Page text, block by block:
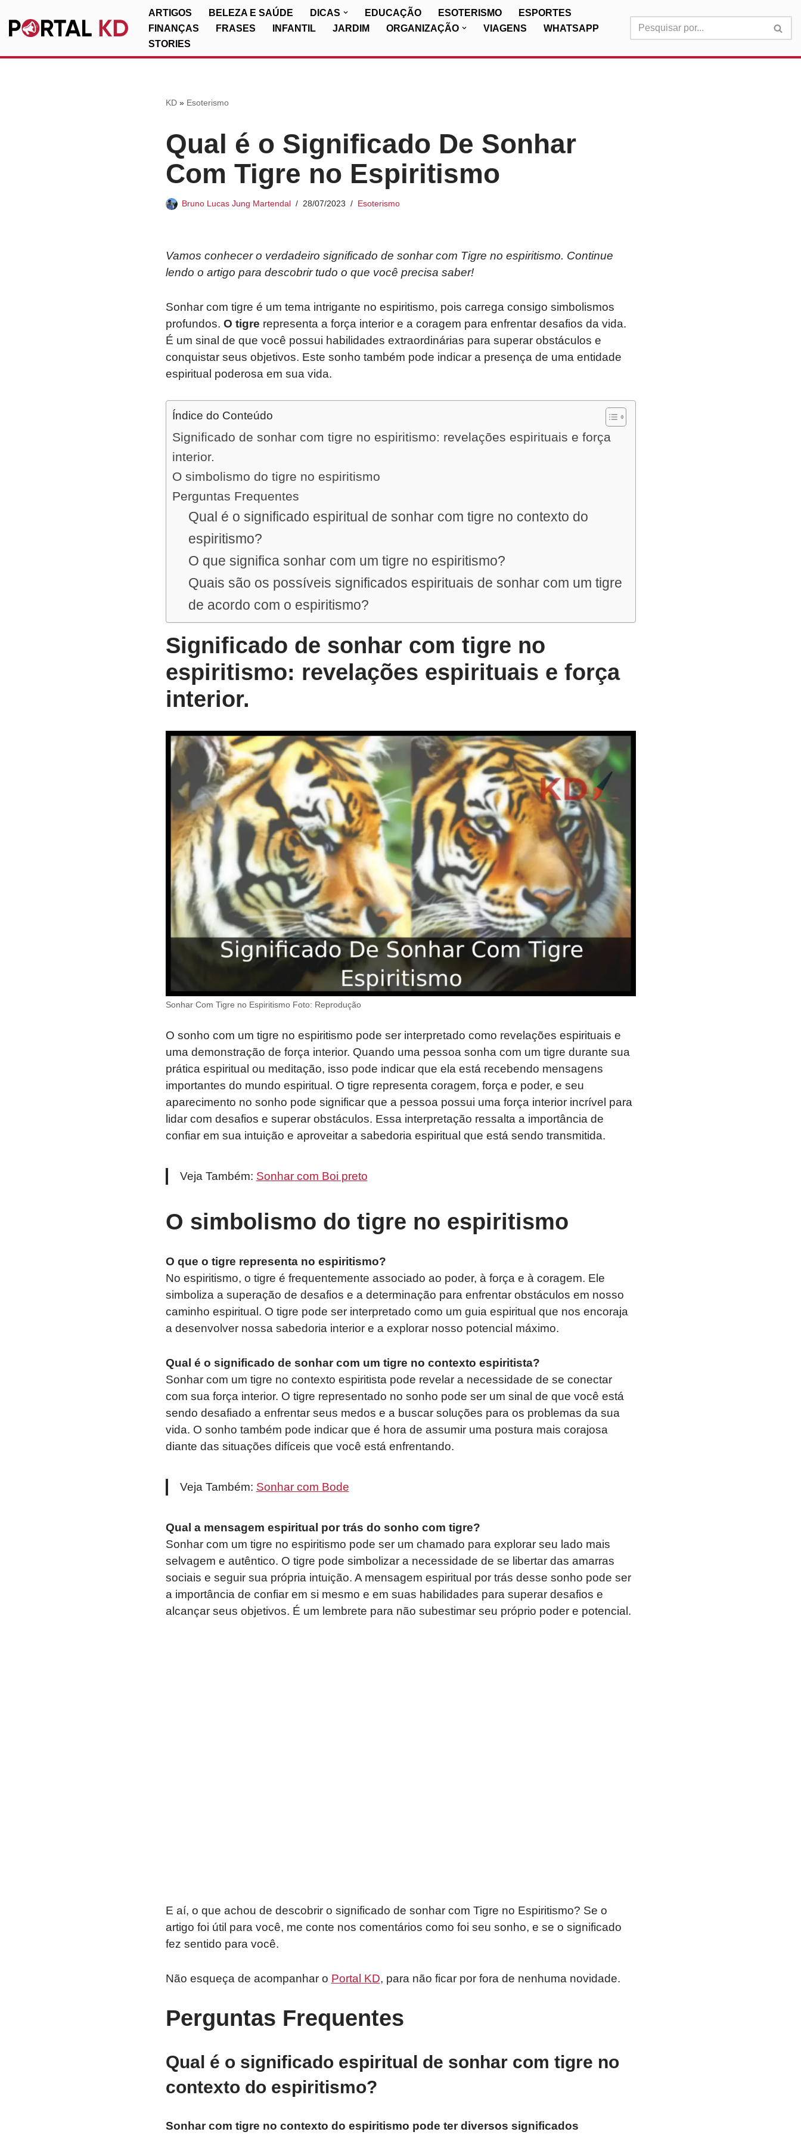
Pular
ARTIGOS BELEZA E SAÚDE DICAS EDUCAÇÃO ESOTERISMO
ESPORTES
FINANÇAS
FRASES INFANTIL JARDIM ORGANIZAÇÃO VIAGENS
WHATSAPP
STORIES
KD» Esoterismo
Qual é o Significado De Sonhar
Com Tigre no Espiritismo
Bruno Lucas Jung Martendal 28/07/2023 Esoterismo
Vamos conhecer o verdadeiro significado de sonhar com Tigre no espiritismo. Continue
lendo o artigo para descobrir tudo o que você precisa saber!
Sonhar com tigre é um tema intrigante no espiritismo, pois carrega consigo simbolismos
profundos. O tigre representa a força interior e a coragem para enfrentar desafios da vida.
É um sinal de que você possui habilidades extraordinárias para superar obstáculos e
conquistar seus objetivos. Este sonho também pode indicar a presença de uma entidade
espiritual poderosa em sua vida.
Índice do Conteúdo
Significado de sonhar com tigre no espiritismo: revelações espirituais e força
interior.
O simbolismo do tigre no espiritismo
Perguntas Frequentes
Qual é o significado espiritual de sonhar com tigre no contexto do
espiritismo?
O que significa sonhar com um tigre no espiritismo?
Quais são os possíveis significados espirituais de sonhar com um tigre
de acordo com o espiritismo?
Significado de sonhar com tigre no
espiritismo: revelações espirituais e força
interior.
Sonhar Com Tigre no Espiritismo Foto: Reprodução
O sonho com um tigre no espiritismo pode ser interpretado como revelações espirituais e
uma demonstração de força interior. Quando uma pessoa sonha com um tigre durante sua
prática espiritual ou meditação, isso pode indicar que ela está recebendo mensagens
importantes do mundo espiritual. O tigre representa coragem, força e poder, e seu
aparecimento no sonho pode significar que a pessoa possui uma força interior incrível para
lidar com desafios e superar obstáculos. Essa interpretação ressalta a importância de
confiar em sua intuição e aproveitar a sabedoria espiritual que está sendo transmitida.
Veja Também: Sonhar com Boi preto
O simbolismo do tigre no espiritismo
O que o tigre representa no espiritismo?
No espiritismo, o tigre é frequentemente associado ao poder, à força e à coragem. Ele
simboliza a superação de desafios e a determinação para enfrentar obstáculos em nosso
caminho espiritual. O tigre pode ser interpretado como um guia espiritual que nos encoraja
a desenvolver nossa sabedoria interior e a explorar nosso potencial máximo.
Qual é o significado de sonhar com um tigre no contexto espiritista?
Sonhar com um tigre no contexto espiritista pode revelar a necessidade de se conectar
com sua força interior. O tigre representado no sonho pode ser um sinal de que você está
sendo desafiado a enfrentar seus medos e a buscar soluções para os problemas da sua
vida. O sonho também pode indicar que é hora de assumir uma postura mais corajosa
diante das situações difíceis que você está enfrentando.
Veja Também: Sonhar com Bode
Qual a mensagem espiritual por trás do sonho com tigre?
Sonhar com um tigre no espiritismo pode ser um chamado para explorar seu lado mais
selvagem e autêntico. O tigre pode simbolizar a necessidade de se libertar das amarras
sociais e seguir sua própria intuição. A mensagem espiritual por trás desse sonho pode ser
a importância de confiar em si mesmo e em suas habilidades para superar desafios e
alcançar seus objetivos. É um lembrete para não subestimar seu próprio poder e potencial.
E aí, o que achou de descobrir o significado de sonhar com Tigre no Espiritismo? Se o
artigo foi útil para você, me conte nos comentários como foi seu sonho, e se o significado
fez sentido para você.
Não esqueça de acompanhar o Portal KD, para não ficar por fora de nenhuma novidade.
Perguntas Frequentes
Qual é o significado espiritual de sonhar com tigre no
contexto do espiritismo?
Sonhar com tigre no contexto do espiritismo pode ter diversos significados